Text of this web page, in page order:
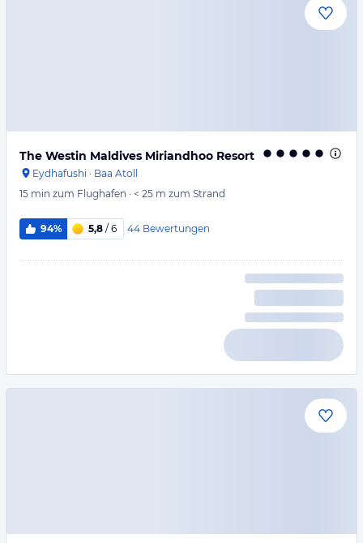
The Westin Maldives Miriandhoo Resort
Eydhafushi · Baa Atoll
15 min zum Flughafen · < 25 m zum Strand
94% 5,8 / 6 44 Bewertungen